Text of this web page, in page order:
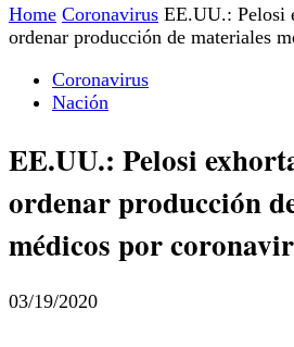
Home Coronavirus EE.UU.: Pelosi
ordenar producción de materiales
Coronavirus
Nación
EE.UU.: Pelosi
ordenar producción
médicos por
03/19/2020